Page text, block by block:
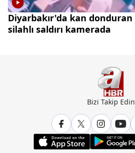
Diyarbakır'da kan donduran
silahlı saldırı kamerada
Bizi Takip Edin